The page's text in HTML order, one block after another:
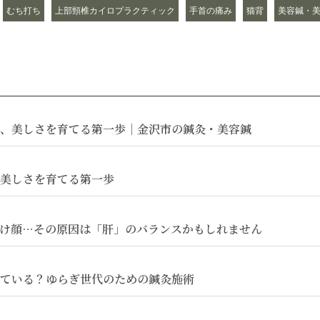
むち打ち 上部頸椎カイロプラクティック 手首の痛み 猫背 美容鍼・
美しさを育てる第一歩｜金沢市の鍼灸・美容鍼
しさを育てる第一歩
顔…その原因は「肝」のバランスかもしれません
いる？ゆらぎ世代のための鍼灸施術